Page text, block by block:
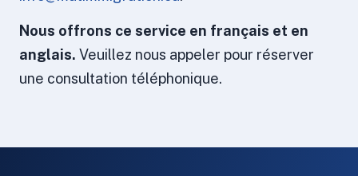
Nous offrons ce service en français et en
anglais. Veuillez nous appeler pour réserver
une consultation téléphonique.